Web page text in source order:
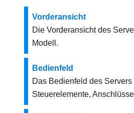
Vorderansicht
Die Vorderansicht des
Modell.
Bedienfeld
Das Bedienfeld des Servers
Steuerelemente,